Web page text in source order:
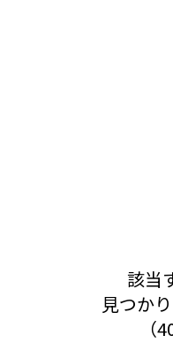
該当
見つか
（